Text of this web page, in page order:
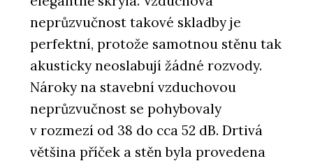
neprůzvučnost takové skladby je
perfektní, protože samotnou stěnu tak
akusticky neoslabují žádné rozvody.
Nároky na stavební vzduchovou
neprůzvučnost se pohybovaly
v rozmezí od 38 do cca 52 dB. Drtivá
většina příček a stěn byla provedena